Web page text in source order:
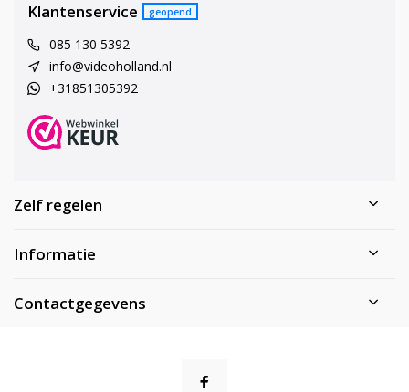
Klantenservice geopend
085 130 5392
info@videoholland.nl
+31851305392
Zelf regelen
Informatie
Contactgegevens